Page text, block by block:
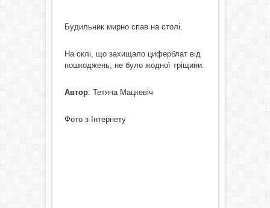
Будильник мирно спав на столі.
На склі, що захищало циферблат від
пошкоджень, не було жодної тріщини.
Автор: Тетяна Мацкевіч
Фото з Інтернету